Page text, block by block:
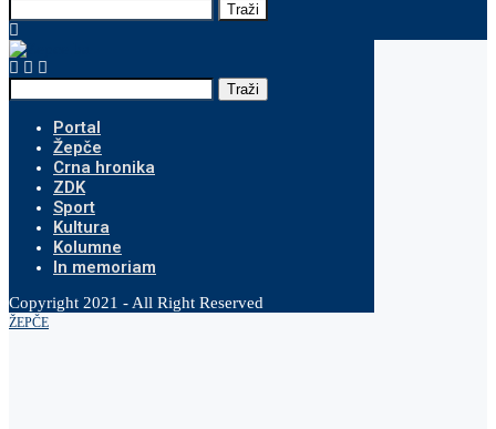
Traži
Traži
Portal
Žepče
Crna hronika
ZDK
Sport
Kultura
Kolumne
In memoriam
Copyright 2021 - All Right Reserved
ŽEPČE